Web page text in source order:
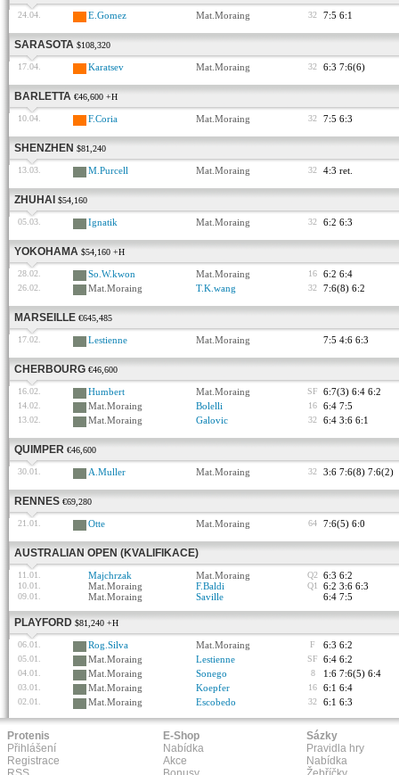
24.04. E.Gomez Mat.Moraing 32 7:5 6:1
SARASOTA $108,320
17.04. Karatsev Mat.Moraing 32 6:3 7:6(6)
BARLETTA €46,600 +H
10.04. F.Coria Mat.Moraing 32 7:5 6:3
SHENZHEN $81,240
13.03. M.Purcell Mat.Moraing 32 4:3 ret.
ZHUHAI $54,160
05.03. Ignatik Mat.Moraing 32 6:2 6:3
YOKOHAMA $54,160 +H
28.02. So.W.kwon Mat.Moraing 16 6:2 6:4
26.02. Mat.Moraing T.K.wang 32 7:6(8) 6:2
MARSEILLE €645,485
17.02. Lestienne Mat.Moraing 7:5 4:6 6:3
CHERBOURG €46,600
16.02. Humbert Mat.Moraing SF 6:7(3) 6:4 6:2
14.02. Mat.Moraing Bolelli 16 6:4 7:5
13.02. Mat.Moraing Galovic 32 6:4 3:6 6:1
QUIMPER €46,600
30.01. A.Muller Mat.Moraing 32 3:6 7:6(8) 7:6(2)
RENNES €69,280
21.01. Otte Mat.Moraing 64 7:6(5) 6:0
AUSTRALIAN OPEN (KVALIFIKACE)
11.01. Majchrzak Mat.Moraing Q2 6:3 6:2
10.01. Mat.Moraing F.Baldi Q1 6:2 3:6 6:3
09.01. Mat.Moraing Saville 6:4 7:5
PLAYFORD $81,240 +H
06.01. Rog.Silva Mat.Moraing F 6:3 6:2
05.01. Mat.Moraing Lestienne SF 6:4 6:2
04.01. Mat.Moraing Sonego 8 1:6 7:6(5) 6:4
03.01. Mat.Moraing Koepfer 16 6:1 6:4
02.01. Mat.Moraing Escobedo 32 6:1 6:3
Protenis
Přihlášení
Registrace
E-Shop
Nabídka
Akce
Sázky
Pravidla hry
Nabídka